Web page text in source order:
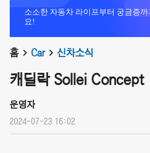
소소한 자동차 라이프부터 궁금증
요!
홈 Car 신차소식
캐딜락 Sollei Concept
운영자
2024-07-23 16:02